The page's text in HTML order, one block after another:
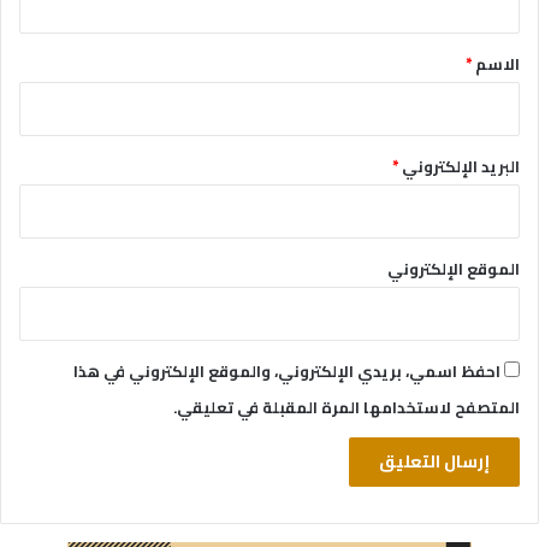
*الاسم*
البريد الإلكتروني*
الموقع الإلكتروني
احفظ اسمي، بريدي الإلكتروني، والموقع الإلكتروني في هذا
المتصفح لاستخدامها المرة المقبلة في تعليقي.